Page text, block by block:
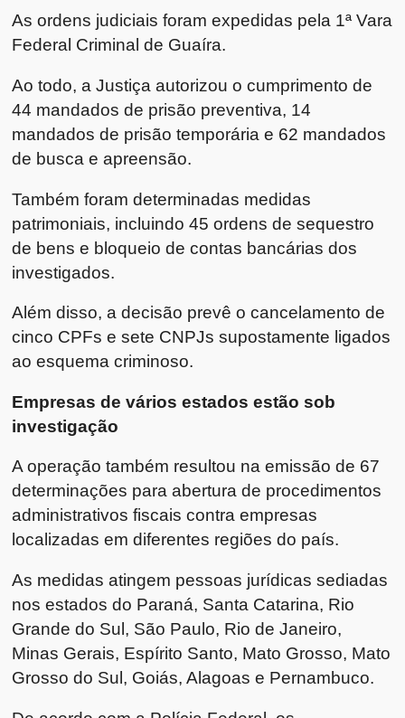
As ordens judiciais foram expedidas pela 1ª Vara
Federal Criminal de Guaíra.
Ao todo, a Justiça autorizou o cumprimento de
44 mandados de prisão preventiva, 14
mandados de prisão temporária e 62 mandados
de busca e apreensão.
Também foram determinadas medidas
patrimoniais, incluindo 45 ordens de sequestro
de bens e bloqueio de contas bancárias dos
investigados.
Além disso, a decisão prevê o cancelamento de
cinco CPFs e sete CNPJs supostamente ligados
ao esquema criminoso.
Empresas de vários estados estão sob
investigação
A operação também resultou na emissão de 67
determinações para abertura de procedimentos
administrativos fiscais contra empresas
localizadas em diferentes regiões do país.
As medidas atingem pessoas jurídicas sediadas
nos estados do Paraná, Santa Catarina, Rio
Grande do Sul, São Paulo, Rio de Janeiro,
Minas Gerais, Espírito Santo, Mato Grosso, Mato
Grosso do Sul, Goiás, Alagoas e Pernambuco.